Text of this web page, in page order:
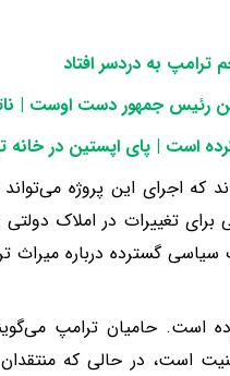
ترامپ به دردسر افتاد
رئیس جمهور دست اوست |
است | پای اپستین در خانه
که اجرای این پروژه
تغییرات در املاک دولتی
سیاسی گسترده درباره
است. حامیان ترامپ
است، در حالی که منتقدان